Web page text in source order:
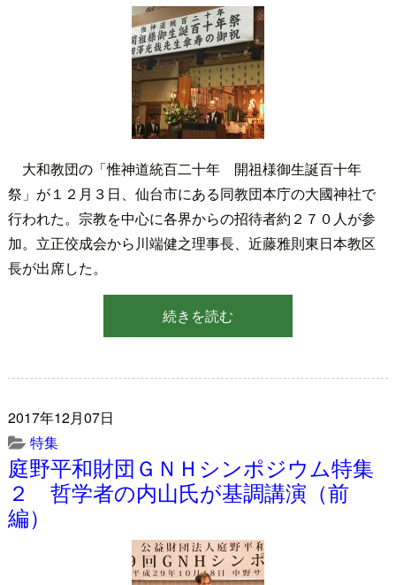
大和教団の「惟神道統百二十年 開祖様御生誕百十年
祭」が１２月３日、仙台市にある同教団本庁の大國神社で
行われた。宗教を中心に各界からの招待者約２７０人が参
加。立正佼成会から川端健之理事長、近藤雅則東日本教区
長が出席した。
続きを読む
2017年12月07日
特集
庭野平和財団ＧＮＨシンポジウム特集
２ 哲学者の内山氏が基調講演（前
編）